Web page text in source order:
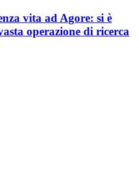
vita ad Agore: si è
operazione di ricerca